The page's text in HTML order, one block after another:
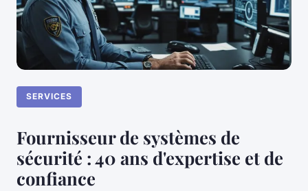
SERVICES
Fournisseur de systèmes de
sécurité : 40 ans d'expertise et de
confiance